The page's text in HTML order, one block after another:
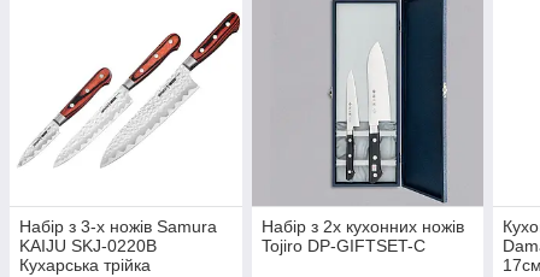
Набір з 3-х ножів Samura
KAIJU SKJ-0220B
Кухарська трійка
Набір з 2х кухонних ножів
Tojiro DP-GIFTSET-C